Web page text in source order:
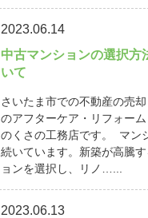
2023.06.14
中古マンションの選択方
いて
さいたま市での不動産の売
のアフターケア・リフォー
のくさの工務店です。 マン
続いています。新築が高騰
ョンを選択し、リノ…...
2023.06.13